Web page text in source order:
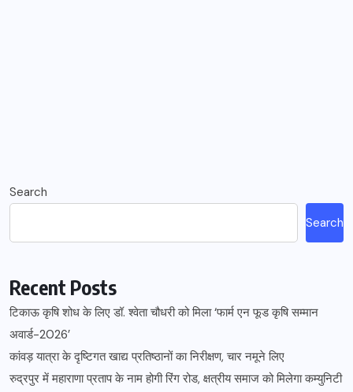
Search
Search
Recent Posts
टिकाऊ कृषि शोध के लिए डॉ. श्वेता चौधरी को मिला ‘फार्म एन फूड कृषि सम्मान
अवार्ड-2026’
कांवड़ यात्रा के दृष्टिगत खाद्य प्रतिष्ठानों का निरीक्षण, चार नमूने लिए
रुद्रपुर में महाराणा प्रताप के नाम होगी रिंग रोड, क्षत्रीय समाज को मिलेगा कम्युनिटी